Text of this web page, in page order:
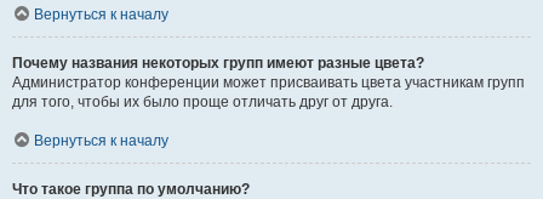
Вернуться к началу
Почему названия некоторых групп имеют разные цвета?
Администратор конференции может присваивать цвета участникам групп
для того, чтобы их было проще отличать друг от друга.
Вернуться к началу
Что такое группа по умолчанию?